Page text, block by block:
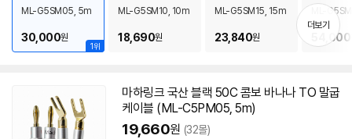
펼
치
기
1위
ML-G5SM05, 5m
30,000원
ML-G5SM10, 10m
18,690원
ML-G5SM15, 15m
23,840원
ML-
m
54,000
더보기
마하링크 국산 블랙 50C콤보 바나나 TO 말굽
케이블 (ML-C5PM05, 5m)
19,660원 (32몰)